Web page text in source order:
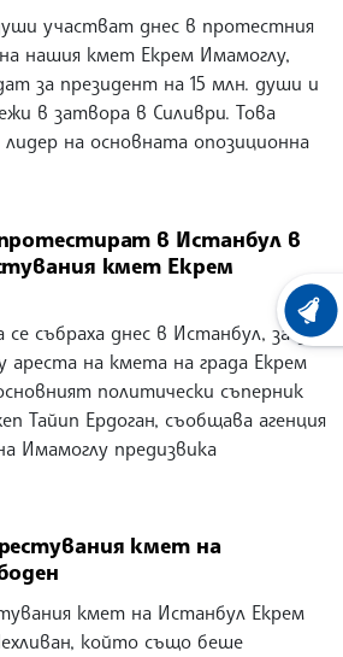
участват днес в протестния
нашия кмет Екрем Имамоглу,
за президент на 15 млн. души и
в затвора в Силиври. Това
на основната опозиционна
в Истанбул в
кмет Екрем
се събраха днес в Истанбул, за да
на кмета на града Екрем
политически съперник
Тайип Ердоган, съобщава агенция
Имамоглу предизвика
кмет на
кмет на Истанбул Екрем
който също беше